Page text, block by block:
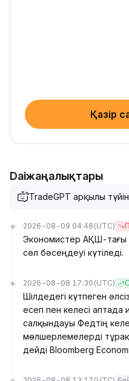
Қазір
Daiжаңалықтары
TradeGPT арқылы
2026-08-09 04:48 (UTC)
Экономистер АҚШ-тағы
сәл бәсеңдеуі күтіледі.
2026-08-08 17:30 (UTC)
Шілдедегі күтпеген
есеп пен келесі аптада
салқындауы Федтің
мөлшерлемелерді
дейді Bloomberg